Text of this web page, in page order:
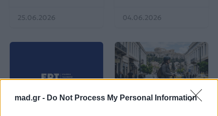
mad.gr - Do Not Process My Personal Information
25.06.2026 04.06.2026
EUROVISION Go out